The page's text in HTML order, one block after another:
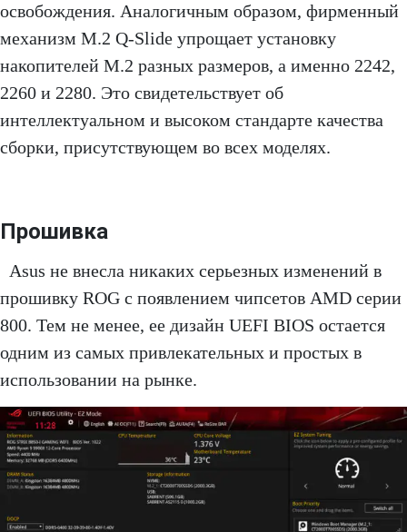
освобождения. Аналогичным образом, фирменный
механизм M.2 Q-Slide упрощает установку
накопителей M.2 разных размеров, а именно 2242,
2260 и 2280. Это свидетельствует об
интеллектуальном и высоком стандарте качества
сборки, присутствующем во всех моделях.
Прошивка
Asus не внесла никаких серьезных изменений в
прошивку ROG с появлением чипсетов AMD серии
800. Тем не менее, ее дизайн UEFI BIOS остается
одним из самых привлекательных и простых в
использовании на рынке.